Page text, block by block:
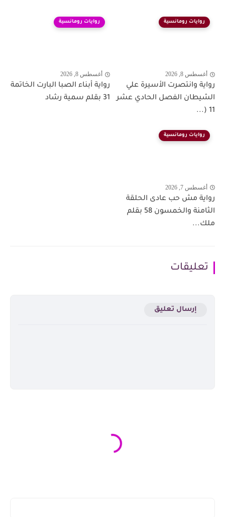
روايات رومانسية
أغسطس 8, 2026
رواية وانتصرت الأسيرة علي
الشيطان الفصل الحادي عشر
11 (...
روايات رومانسية
أغسطس 8, 2026
رواية أبناء الصبا البارت الخاتمة
31 بقلم سمية رشاد
روايات رومانسية
أغسطس 7, 2026
رواية مش حب عادى الحلقة
الثامنة والخمسون 58 بقلم
ملك...
تعليقات
إرسال تعليق